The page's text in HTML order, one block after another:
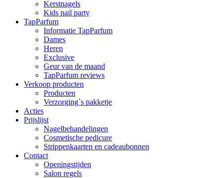
Kerstnagels
Kids nail party
TapParfum
Informatie TapParfum
Dames
Heren
Exclusive
Geur van de maand
TapParfum reviews
Verkoop producten
Producten
Verzorging`s pakketje
Acties
Prijslijst
Nagelbehandelingen
Cosmetische pedicure
Strippenkaarten en cadeaubonnen
Contact
Openingstijden
Salon regels